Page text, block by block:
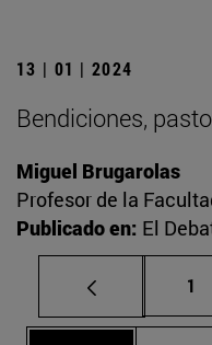
13 | 01 | 2024
Bendiciones,
Miguel Brugarolas
Profesor de la
Publicado en: El
1